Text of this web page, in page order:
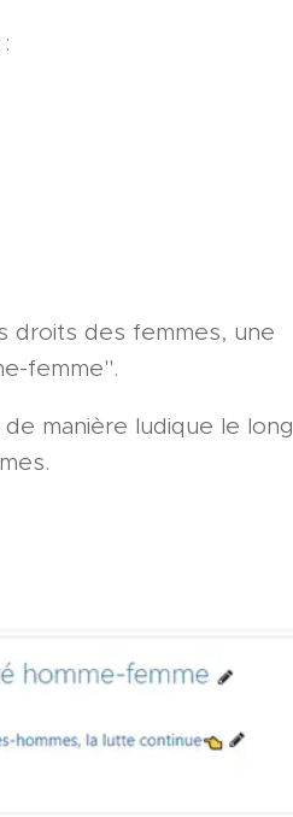
droits des femmes, une
femme".
manière ludique le long